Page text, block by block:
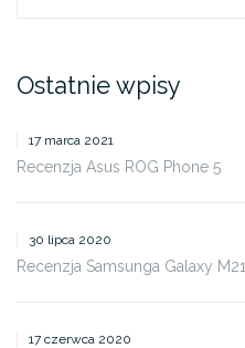
Ostatnie wpisy
17 marca 2021
Recenzja Asus ROG Phone 5
30 lipca 2020
Recenzja Samsunga Galaxy M21
17 czerwca 2020